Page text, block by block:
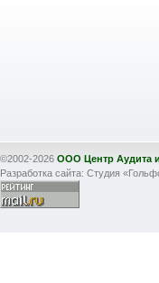
©2002-2026 ООО Центр Аудита
Разработка сайта: Студия